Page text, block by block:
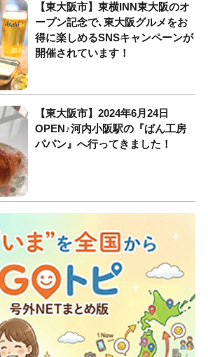
【東大阪市】東横INN東大阪のオ
ープン記念で､東大阪グルメをお
得に楽しめるSNSキャンペーンが
開催されています！
【東大阪市】2024年6月24日
OPEN♪河内小阪駅の『ぱん工房
パパン』へ行ってきました！